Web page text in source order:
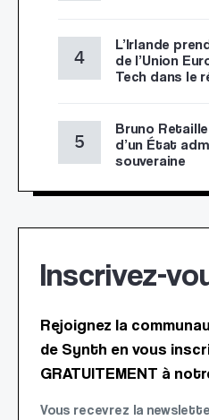
L’Irlande
de l’Union
Tech dans le
Bruno
d’un État
souveraine
Inscrivez-
Rejoignez la
de Synth en vous
GRATUITEMENT à
Vous recevrez la